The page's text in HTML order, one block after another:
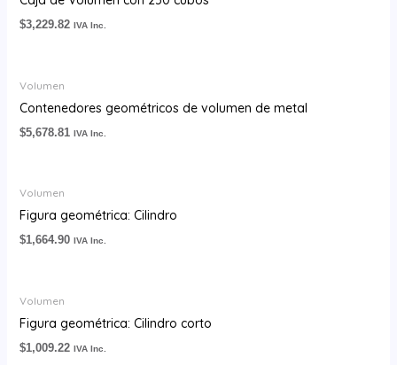
$3,229.82 IVA Inc.
Volumen
Contenedores geométricos de volumen de metal
$5,678.81 IVA Inc.
Volumen
Figura geométrica: Cilindro
$1,664.90 IVA Inc.
Volumen
Figura geométrica: Cilindro corto
$1,009.22 IVA Inc.